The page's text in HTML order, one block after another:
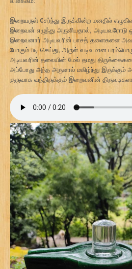
இறையருள் சேர்ந்து இருக்கின்ற மனதில்
இறைவன் எழுந்து அருளியதால், அடியவரோடு
இறைவனார் அடியவரின் பாசத் தளைகளை
போகும் படி செய்து, அருள் வடிவமான
அடியவரின் தலையின் மேல் தமது
அப்போது அந்த அருளால் மகிழ்ந்து இருக்கும்
குருவாக வந்திருக்கும் இறைவனின்